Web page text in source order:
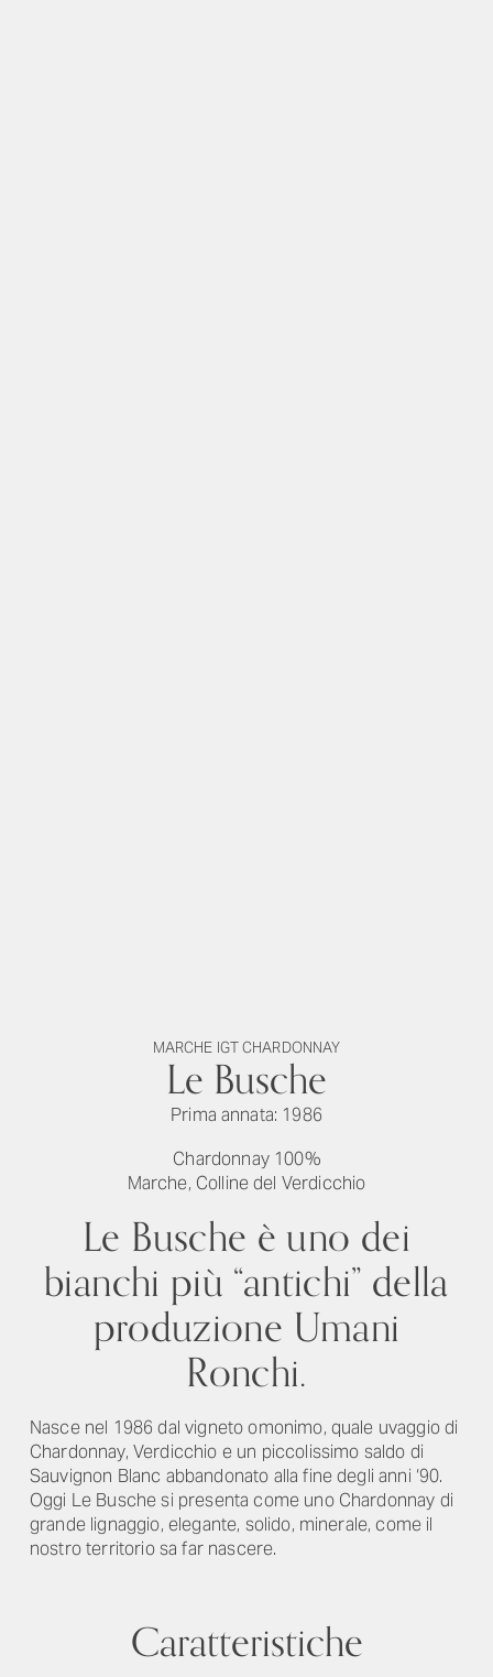
MARCHE IGT CHARDONNAY
Le Busche
Prima annata: 1986
Chardonnay 100%
Marche, Colline del Verdicchio
Le Busche è uno dei
bianchi più “antichi” della
produzione Umani
Ronchi.
Nasce nel 1986 dal vigneto omonimo, quale uvaggio di
Chardonnay, Verdicchio e un piccolissimo saldo di
Sauvignon Blanc abbandonato alla fine degli anni ‘90.
Oggi Le Busche si presenta come uno Chardonnay di
grande lignaggio, elegante, solido, minerale, come il
nostro territorio sa far nascere.
Caratteristiche